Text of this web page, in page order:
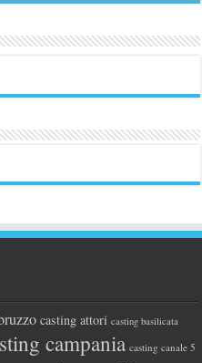
casting attori casting basilicata
campania casting canale 5